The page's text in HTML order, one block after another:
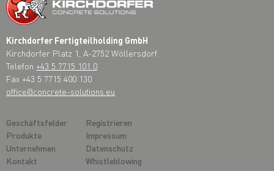
Kirchdorfer Fertigteilholding GmbH
Kirchdorfer Platz 1, A-2752 Wöllersdorf
Telefon +43 5 7715 101 0
Fax +43 5 7715 400 130
office@concrete-solutions.eu
Geschäftsfelder
Produkte
Unternehmen
Kontakt
Registrieren
Impressum
Datenschutz
Whistleblowing